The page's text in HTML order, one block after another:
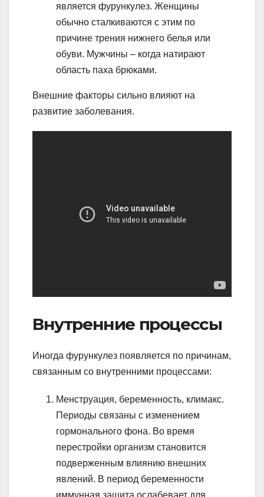
является фурункулез. Женщины
обычно сталкиваются с этим по
причине трения нижнего белья или
обуви. Мужчины – когда натирают
область паха брюками.
Внешние факторы сильно влияют на
развитие заболевания.
Внутренние процессы
Иногда фурункулез появляется по причинам,
связанным со внутренними процессами:
Менструация, беременность, климакс.
Периоды связаны с изменением
гормонального фона. Во время
перестройки организм становится
подверженным влиянию внешних
явлений. В период беременности
иммунная защита ослабевает для